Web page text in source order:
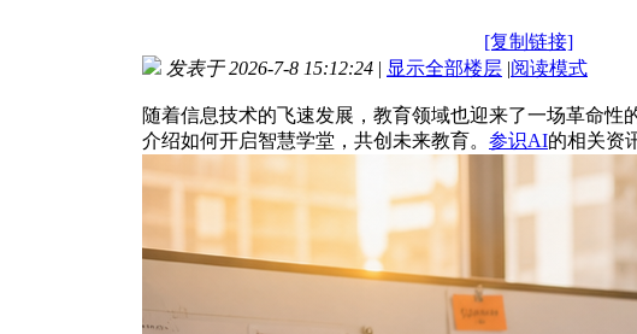
[复制链接]
发表于 2026-7-8 15:12:24 | 显示全部楼层 |阅读模式
随着信息技术的飞速发展，教育领域也迎来了一场革命
介绍如何开启智慧学堂，共创未来教育。 参识AI的相关资